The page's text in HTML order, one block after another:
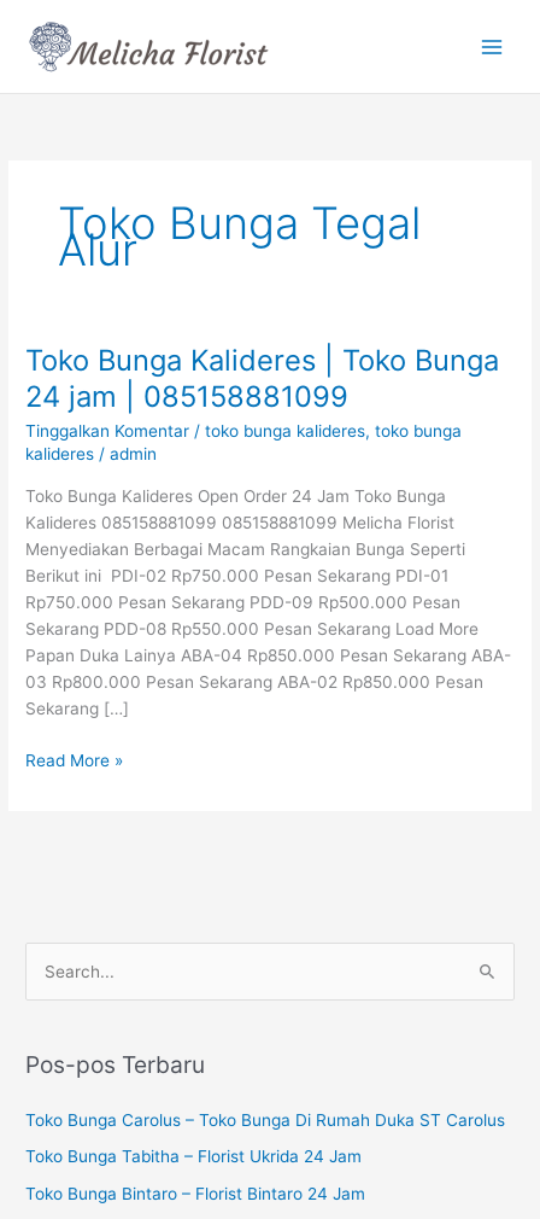
konten
Toko Bunga Tegal
Alur
Toko Bunga Kalideres | Toko Bunga
24 jam | 085158881099
Tinggalkan Komentar /toko bunga kalideres,toko bunga
kalideres /admin
Toko Bunga Kalideres Open Order 24 Jam Toko Bunga
Kalideres 085158881099 085158881099 Melicha Florist
Menyediakan Berbagai Macam Rangkaian Bunga Seperti
Berikut ini PDI-02 Rp750.000 Pesan Sekarang PDI-01
Rp750.000 Pesan Sekarang PDD-09 Rp500.000 Pesan
Sekarang PDD-08 Rp550.000 Pesan Sekarang Load More
Papan Duka Lainya ABA-04 Rp850.000 Pesan Sekarang ABA-
03 Rp800.000 Pesan Sekarang ABA-02 Rp850.000 Pesan
Sekarang […]
Toko
Bunga
Kalideres
|
Toko
Bunga
24
jam
|
085158881099
Read More »
i
u
Pos-pos Terbaru
Toko Bunga Carolus – Toko Bunga Di Rumah Duka ST Carolus
Toko Bunga Tabitha – Florist Ukrida 24 Jam
Toko Bunga Bintaro – Florist Bintaro 24 Jam
c
r
i
a